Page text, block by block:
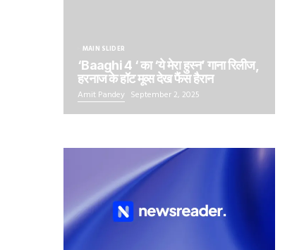
MAIN SLIDER
‘Baaghi 4 ‘ का ‘ये मेरा हुस्न’ गाना रिलीज,
हरनाज के हॉट मूव्स देख फैंस हैरान
Amit Pandey September 2, 2025